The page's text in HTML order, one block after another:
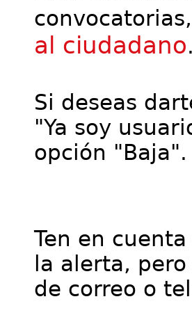
al ciudadano.
Si deseas
"Ya soy
opción "Baja".
Ten en
la alerta,
de correo o